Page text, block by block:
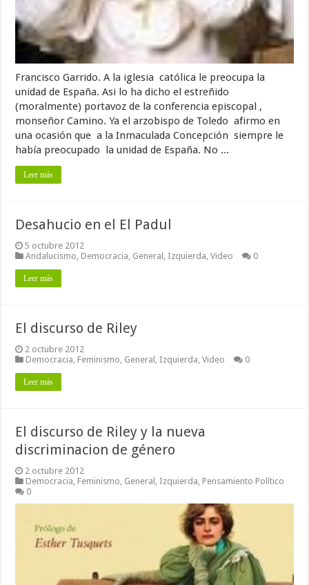
Francisco Garrido. A la iglesia católica le preocupa la
unidad de España. Asi lo ha dicho el estreñido
(moralmente) portavoz de la conferencia episcopal ,
monseñor Camino. Ya el arzobispo de Toledo afirmo en
una ocasión que a la Inmaculada Concepción siempre le
había preocupado la unidad de España. No ...
Leer más
Desahucio en el El Padul
5 octubre 2012
Andalucismo Democracia General Izquierda ,Video 0
Leer más
El discurso de Riley
2 octubre 2012
Democracia Feminismo General Izquierda ,Video 0
Leer más
El discurso de Riley y la nueva
discriminacion de género
2 octubre 2012
Democracia Feminismo General Izquierda Pensamiento Político
0